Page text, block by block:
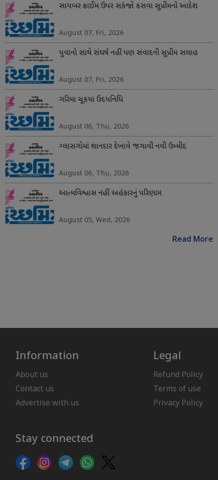
સાયબર ક્રાઈમ ઉપર સકંજો કસવા સુપ્રીમનો આદેશ
August 07, Fri, 2026
યુવાનો સાથે સંઘર્ષ નહીં પણ સંવાદની સુપ્રીમ સલાહ
August 07, Fri, 2026
ગરિમા ચૂકયા ઉદયનિધિ
August 06, Thu, 2026
ગ્લાસગોમાં શાનદાર દેખાવે જગાવી નવી ઉમ્મીદ
August 06, Thu, 2026
આત્મવિશ્વાસ નહીં અહંકારનું પરિણામ
August 05, Wed, 2026
Read More
Information
About us
Contact us
Advertise with us
Legal
Refund Policy
Terms of use
Privacy Policy
Stay connected